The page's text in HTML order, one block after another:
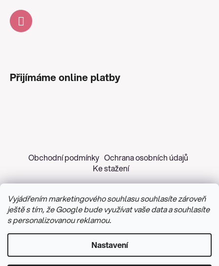
Vyjádřením marketingového souhlasu souhlasíte zároveň
ještě s tím, že Google bude využívat vaše data a souhlasíte
s personalizovanou reklamou.
Nastavení
Přijímáme online platby
Obchodní podmínky Ochrana osobních údajů
Ke stažení
Vytvořil Shoptet&PekneWeby
Upravit nastavení cookies